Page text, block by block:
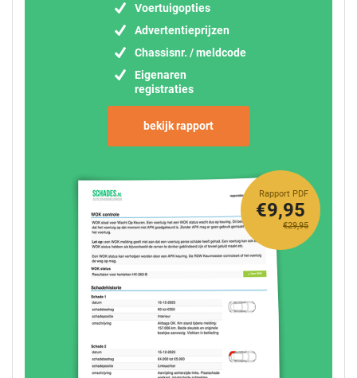
Voertuigopties
Advertentieprijzen
Chassisnr. / meldcode
Eigenaren
registraties
bekijk rapport
Rapport PDF
€29,95
€9,95